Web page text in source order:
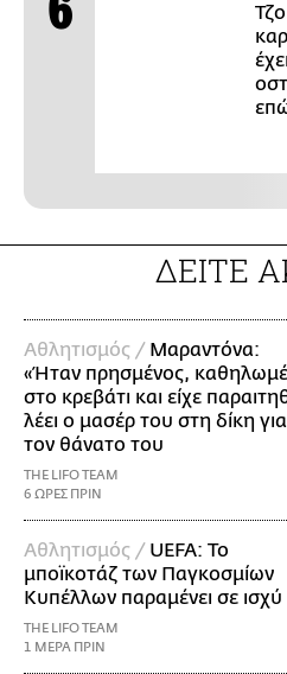
ΔΕΙΤΕ
Αθλητισμός / Μαραντόνα:
«Ήταν πρησμένος,
στο κρεβάτι και είχε
λέει ο μασέρ του στη δίκη για
τον θάνατο του
THE LIFO TEAM
6 ΩΡΕΣ ΠΡΙΝ
Αθλητισμός / UEFA: Το
μποϊκοτάζ των Παγκοσμίων
Κυπέλλων παραμένει σε ισχύ
THE LIFO TEAM
1 ΜΕΡΑ ΠΡΙΝ